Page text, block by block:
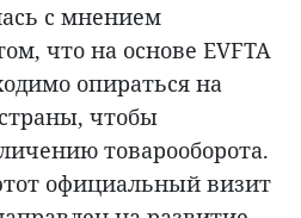
с мнением
что на основе EVFTA
опираться на
чтобы
товарооборота.
официальный визит